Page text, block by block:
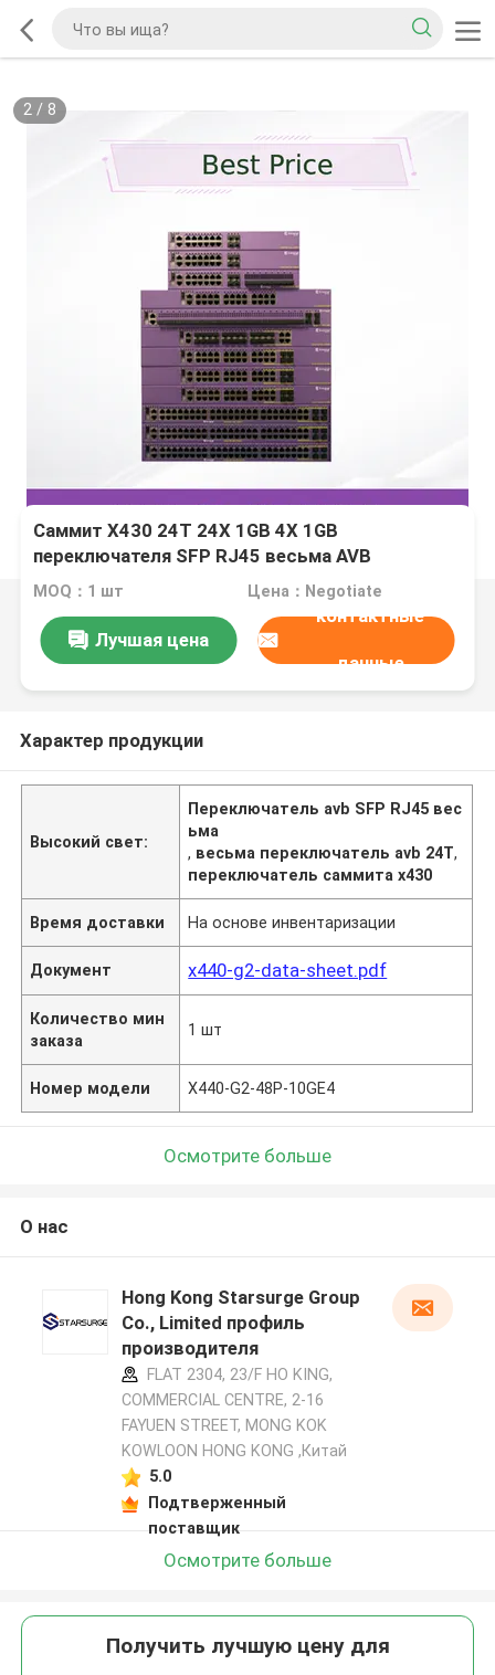
2/ 8
Саммит X430 24T 24X 1GB 4X 1GB
переключателя SFP RJ45 весьма AVB
MOQ：1 шт Цена：Negotiate
Лучшая цена
контактные
данные
Характер продукции
Высокий свет:
Переключатель avb SFP RJ45 вес
ьма
, весьма переключатель avb 24T,
переключатель саммита x430
Время доставки На основе инвентаризации
Документ x440-g2-data-sheet.pdf
Количество мин
заказа
1 шт
Номер модели X440-G2-48P-10GE4
Осмотрите больше
О нас
Hong Kong Starsurge Group
Co., Limited профиль
производителя
FLAT 2304, 23/F HO KING,
COMMERCIAL CENTRE, 2-16
FAYUEN STREET, MONG KOK
KOWLOON HONG KONG ,Китай
5.0
Подтверженный
поставщик
Осмотрите больше
Получить лучшую цену для